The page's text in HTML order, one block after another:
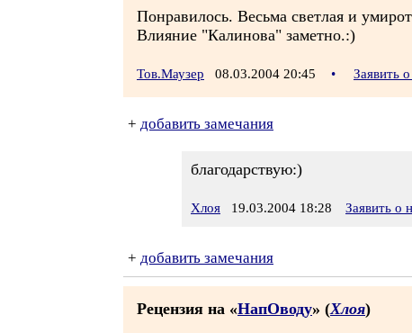
Понравилось. Весьма светлая и
Влияние "Калинова" заметно.:)
Тов.Маузер 08.03.2004 20:45 • Заявить
+ добавить замечания
благодарствую:)
Хлоя 19.03.2004 18:28 Заявить о
+ добавить замечания
Рецензия на «НапОводу» (Хлоя)